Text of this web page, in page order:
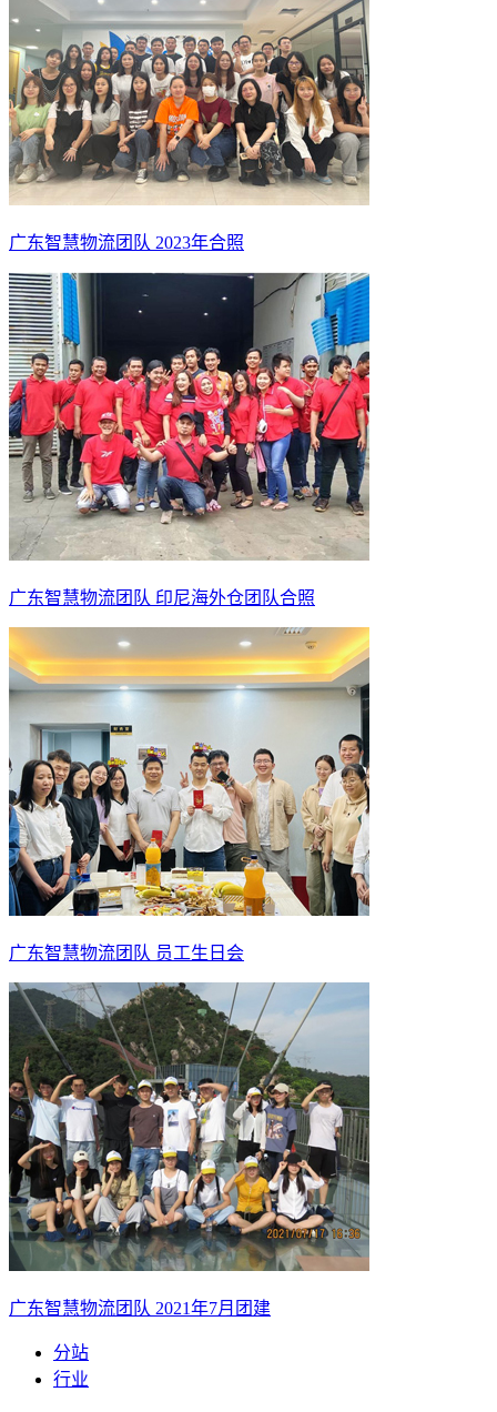
广东智慧物流团队 2023年合照
广东智慧物流团队 印尼海外仓团队合照
广东智慧物流团队 员工生日会
广东智慧物流团队 2021年7月团建
分站
行业